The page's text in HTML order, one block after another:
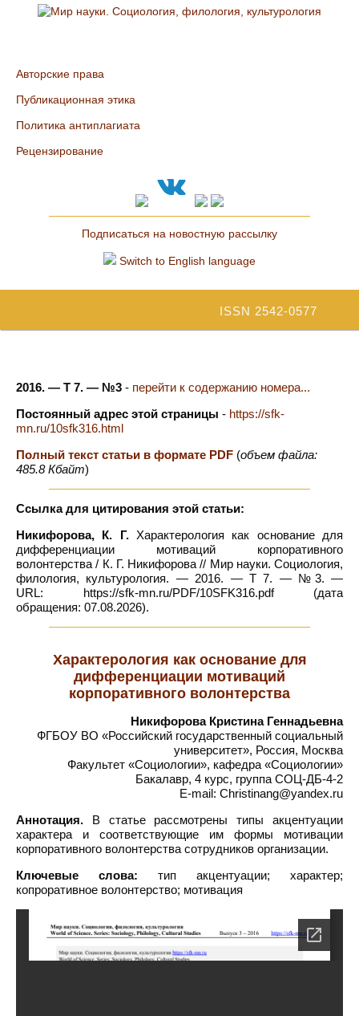
Авторские права
Публикационная этика
Политика антиплагиата
Рецензирование
Подписаться на новостную рассылку
Switch to English language
ISSN 2542-0577
2016. — Т 7. — №3 - перейти к содержанию номера...
Постоянный адрес этой страницы - https://sfk-
mn.ru/10sfk316.html
Полный текст статьи в формате PDF (объем файла:
485.8 Кбайт)
Ссылка для цитирования этой статьи:
Никифорова, К. Г.Характерология как основание для
дифференциации мотиваций корпоративного
волонтерства / К. Г. Никифорова // Мир науки. Социология,
филология, культурология. — 2016. — Т 7. — №3. —
URL: https://sfk-mn.ru/PDF/10SFK316.pdf (дата
обращения: 07.08.2026).
Характерология как основание для
дифференциации мотиваций
корпоративного волонтерства
Никифорова Кристина Геннадьевна
ФГБОУ ВО «Российский государственный социальный
университет», Россия, Москва
Факультет «Социологии», кафедра «Социологии»
Бакалавр, 4 курс, группа СОЦ-ДБ-4-2
E-mail: Christinang@yandex.ru
Аннотация. В статье рассмотрены типы акцентуации
характера и соответствующие им формы мотивации
корпоративного волонтерства сотрудников организации.
Ключевые слова: тип акцентуации; характер;
копроративное волонтерство; мотивация